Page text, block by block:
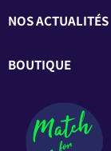
NOS ACTUALITÉS
BOUTIQUE